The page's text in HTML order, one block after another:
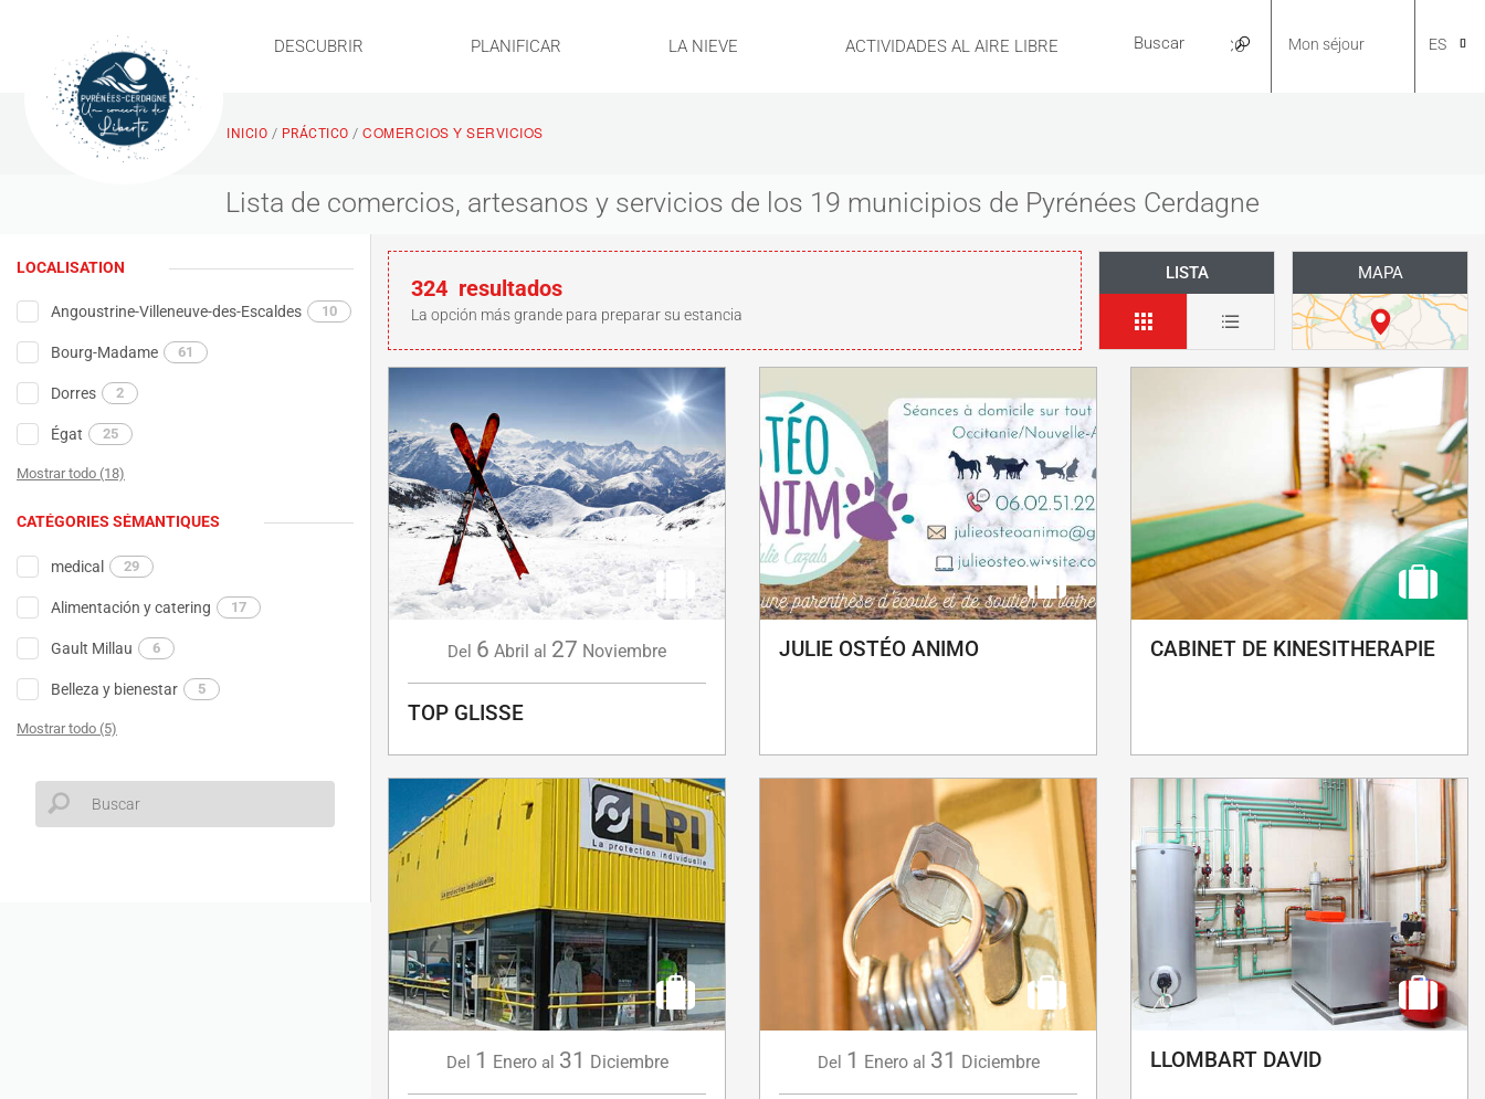
DESCUBRIR PLANIFICAR LA NIEVE ACTIVIDADES AL AIRE LIBRE PRÁCTICO
EN
ES
Mon séjour
INICIO / PRÁCTICO / COMERCIOS Y SERVICIOS
Lista de comercios, artesanos y servicios de los 19 municipios de Pyrénées Cerdagne
LOCALISATION
Angoustrine-Villeneuve-des-Escaldes 10
Bourg-Madame 61
Dorres 2
Égat 25
Mostrar todo (18)
CATÉGORIES SÉMANTIQUES
medical 29
Alimentación y catering 17
Gault Millau 6
Belleza y bienestar 5
Mostrar todo (5)
324 resultados
La opción más grande para preparar su estancia
LISTA MAPA
Del 6 Abril al 27 Noviembre
TOP GLISSE
JULIE OSTÉO ANIMO CABINET DE KINESITHERAPIE
Del 1 Enero al 31 Diciembre Del 1 Enero al 31 Diciembre LLOMBART DAVID